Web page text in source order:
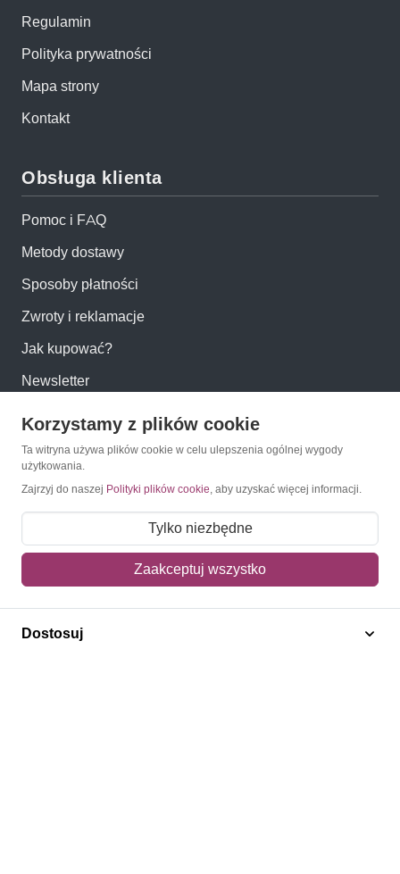
Regulamin
Polityka prywatności
Mapa strony
Kontakt
Obsługa klienta
Pomoc i FAQ
Metody dostawy
Sposoby płatności
Zwroty i reklamacje
Jak kupować?
Newsletter
Konto
Moje konto
Moje zamówienia
Mój koszyk
Adres dostawy
Polecamy
Korzystamy z plików cookie
Ta witryna używa plików cookie w celu ulepszenia ogólnej wygody
użytkowania.
Zajrzyj do naszej Polityki plików cookie, aby uzyskać więcej informacji.
Tylko niezbędne
Zaakceptuj wszystko
Dostosuj